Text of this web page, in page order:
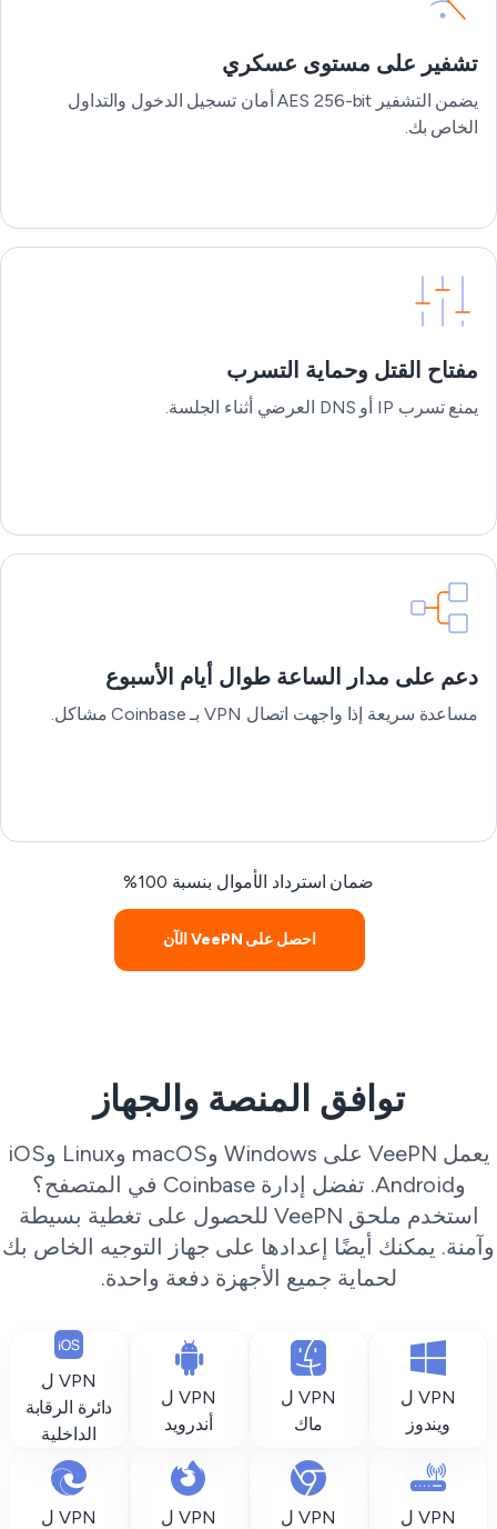
تشفير على مستوى عسكري
يضمن التشفير AES 256-bit أمان تسجيل الدخول والتداول
الخاص بك.
مفتاح القتل وحماية التسرب
يمنع تسرب IP أو DNS العرضي أثناء الجلسة.
دعم على مدار الساعة طوال أيام الأسبوع
مساعدة سريعة إذا واجهت اتصال VPN بـ Coinbase مشاكل.
ضمان استرداد الأموال بنسبة 100%
احصل على VeePN الآن
توافق المنصة والجهاز
يعمل VeePN على Windows وmacOS وLinux وiOS
وAndroid. تفضل إدارة Coinbase في المتصفح؟
استخدم ملحق VeePN للحصول على تغطية بسيطة
يمكنك أيضًا إعدادها على جهاز التوجيه الخاص بك
لحماية جميع الأجهزة دفعة واحدة.
VPN ل
ويندوز
VPN ل
ماك
VPN ل
أندرويد
VPN ل
دائرة الرقابة
الداخلية
VPN ل
VPN ل
VPN ل
VPN ل